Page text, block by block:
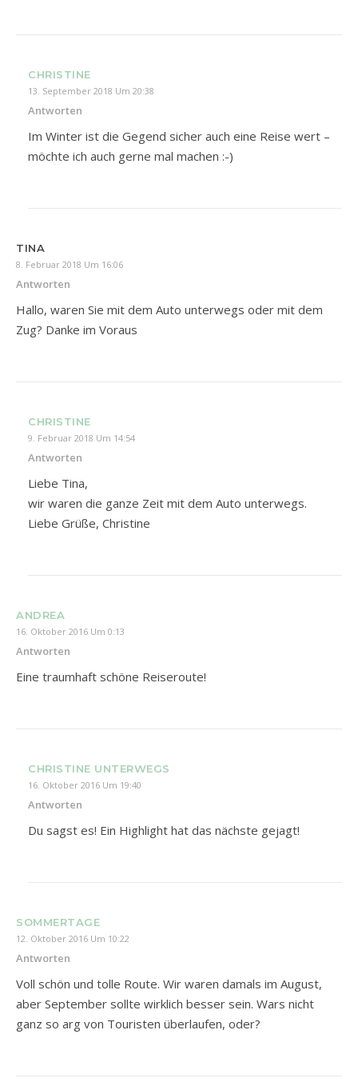
CHRISTINE
13. September 2018 Um 20:38
Antworten
Im Winter ist die Gegend sicher auch eine Reise wert –
möchte ich auch gerne mal machen :-)
TINA
8. Februar 2018 Um 16:06
Antworten
Hallo, waren Sie mit dem Auto unterwegs oder mit dem
Zug? Danke im Voraus
CHRISTINE
9. Februar 2018 Um 14:54
Antworten
Liebe Tina,
wir waren die ganze Zeit mit dem Auto unterwegs.
Liebe Grüße, Christine
ANDREA
16. Oktober 2016 Um 0:13
Antworten
Eine traumhaft schöne Reiseroute!
CHRISTINE UNTERWEGS
16. Oktober 2016 Um 19:40
Antworten
Du sagst es! Ein Highlight hat das nächste gejagt!
SOMMERTAGE
12. Oktober 2016 Um 10:22
Antworten
Voll schön und tolle Route. Wir waren damals im August,
aber September sollte wirklich besser sein. Wars nicht
ganz so arg von Touristen überlaufen, oder?